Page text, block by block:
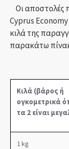
Οι αποστολές
Cyprus Economy
κιλά της
παρακάτω
Κιλά (βάρος ή
ογκομετρικά
τα 2 είναι
1kg